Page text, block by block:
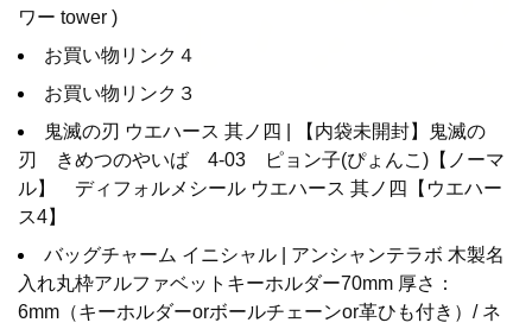
ワー tower )
お買い物リンク４
お買い物リンク３
鬼滅の刃 ウエハース 其ノ四 | 【内袋未開封】鬼滅の
刃 きめつのやいば 4-03 ピョン子(ぴょんこ)【ノーマ
ル】 ディフォルメシール ウエハース 其ノ四【ウエハー
ス4】
バッグチャーム イニシャル | アンシャンテラボ 木製名
入れ丸枠アルファベットキーホルダー70mm 厚さ：
6mm（キーホルダーorボールチェーンor革ひも付き）/ ネ